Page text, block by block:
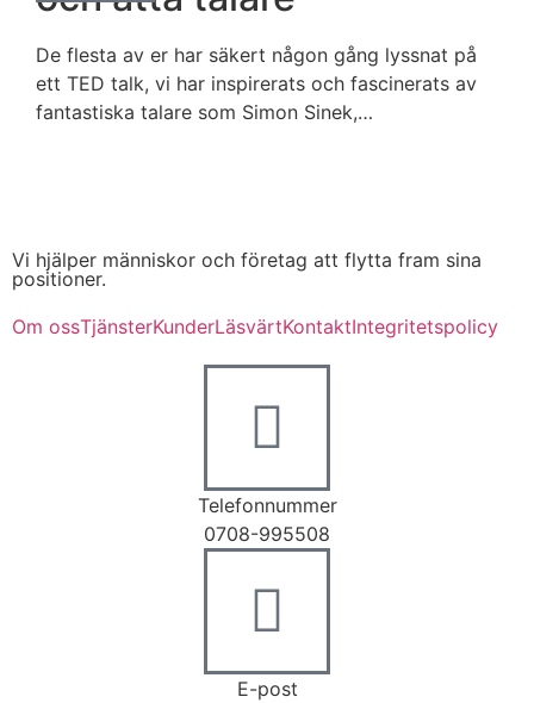
De flesta av er har säkert någon gång lyssnat på
ett TED talk, vi har inspirerats och fascinerats av
fantastiska talare som Simon Sinek,…
Vi hjälper människor och företag att flytta fram sina
positioner.
Om ossTjänsterKunderLäsvärtKontaktIntegritetspolicy
Telefonnummer
0708-995508
E-post